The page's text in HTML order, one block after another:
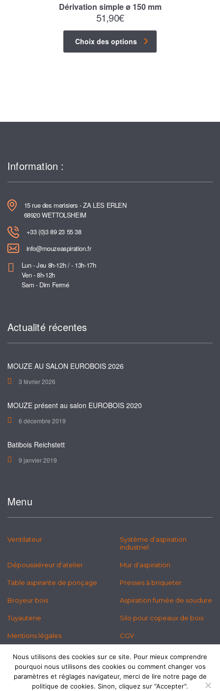
Dérivation simple ø 150 mm
51,90€
Choix des options
Information :
15 rue des merisiers - ZA LES ERLEN
68920 WETTOLSHEIM
+33 (0)3 89 23 55 38
info@mouzeaspiration.fr
Lun - Jeu 8h-12h / - 13h-17h
Ven - 8h-12h
Sam - Dim Fermé
Actualité récentes
MOUZE AU SALON EUROBOIS 2026
3 février 2026
MOUZE présent au salon EUROBOIS 2020
6 décembre 2019
Batibois Reichstett
9 janvier 2019
Menu
Ventilateur
Système d’aspiration
industriel
Dépoussiéreur d’atelier Mur d’aspiration
Table aspirante de ponçage Presses à briqueter
Broyeur bois Aspiration fumée de soudure
Tuyauterie Silo pour copeaux de bois
Mentions légales CGV
Politique des cookies Newsletter
Nous utilisons des cookies sur ce site. Pour mieux comprendre
pourquoi nous utilisons des cookies ou comment changer vos
paramètres et réglages navigateur, merci de lire notre page de
politique de cookies. Sinon, cliquez sur "Accepter".